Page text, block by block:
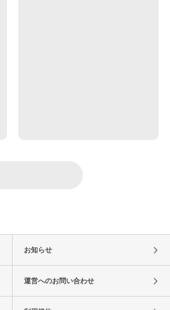
お知らせ
運営へのお問い合わせ